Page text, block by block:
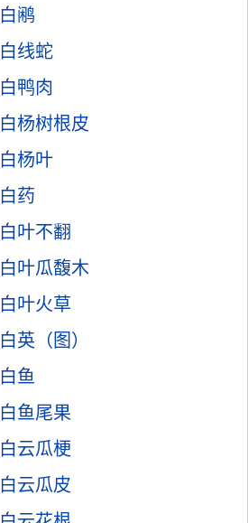
白鹇
白线蛇
白鸭肉
白杨树根皮
白杨叶
白药
白叶不翻
白叶瓜馥木
白叶火草
白英（图）
白鱼
白鱼尾果
白云瓜梗
白云瓜皮